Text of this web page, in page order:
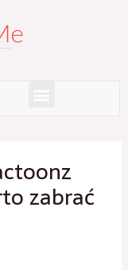
Menu
zabrać